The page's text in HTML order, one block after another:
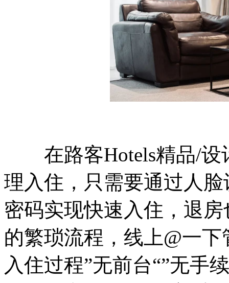
在路客Hotels精品/设
理入住，只需要通过人
密码实现快速入住，退
的繁琐流程，线上@一
入住过程”无前台“”无手